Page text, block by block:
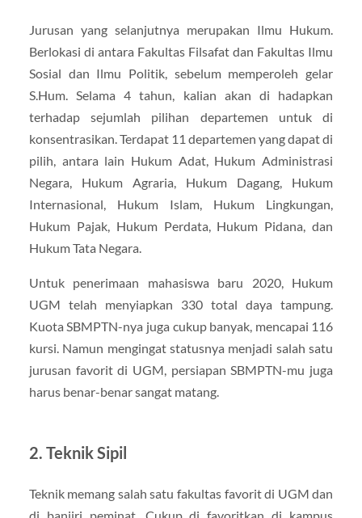
Jurusan yang selanjutnya merupakan Ilmu Hukum.
Berlokasi di antara Fakultas Filsafat dan Fakultas Ilmu
Sosial dan Ilmu Politik, sebelum memperoleh gelar
S.Hum. Selama 4 tahun, kalian akan di hadapkan
terhadap sejumlah pilihan departemen untuk di
konsentrasikan. Terdapat 11 departemen yang dapat di
pilih, antara lain Hukum Adat, Hukum Administrasi
Negara, Hukum Agraria, Hukum Dagang, Hukum
Internasional, Hukum Islam, Hukum Lingkungan,
Hukum Pajak, Hukum Perdata, Hukum Pidana, dan
Hukum Tata Negara.
Untuk penerimaan mahasiswa baru 2020, Hukum
UGM telah menyiapkan 330 total daya tampung.
Kuota SBMPTN-nya juga cukup banyak, mencapai 116
kursi. Namun mengingat statusnya menjadi salah satu
jurusan favorit di UGM, persiapan SBMPTN-mu juga
harus benar-benar sangat matang.
2. Teknik Sipil
Teknik memang salah satu fakultas favorit di UGM dan